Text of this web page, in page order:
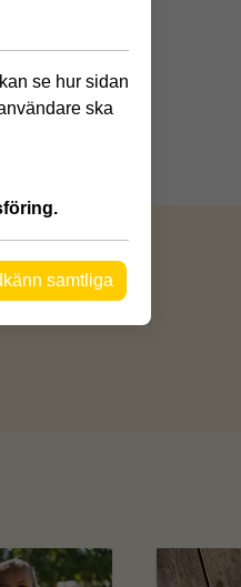
se hur sidan
ska
samtliga